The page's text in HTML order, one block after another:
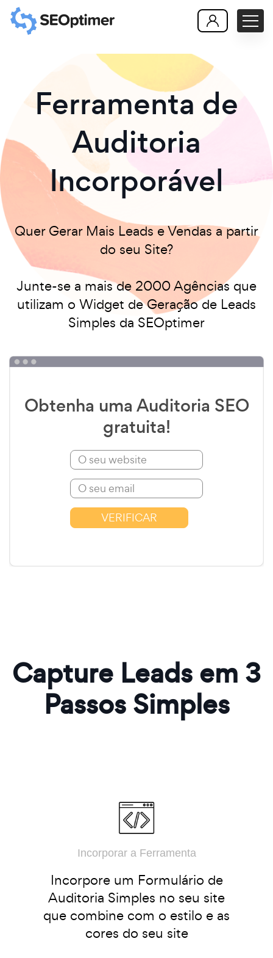
Ferramenta de
Auditoria
Incorporável
Quer Gerar Mais Leads e Vendas a partir
do seu Site?
Junte-se a mais de 2000 Agências que
utilizam o Widget de Geração de Leads
Simples da SEOptimer
Obtenha uma Auditoria SEO
gratuita!
VERIFICAR
Capture Leads em 3
Passos Simples
Incorporar a Ferramenta
Incorpore um Formulário de
Auditoria Simples no seu site
que combine com o estilo e as
cores do seu site